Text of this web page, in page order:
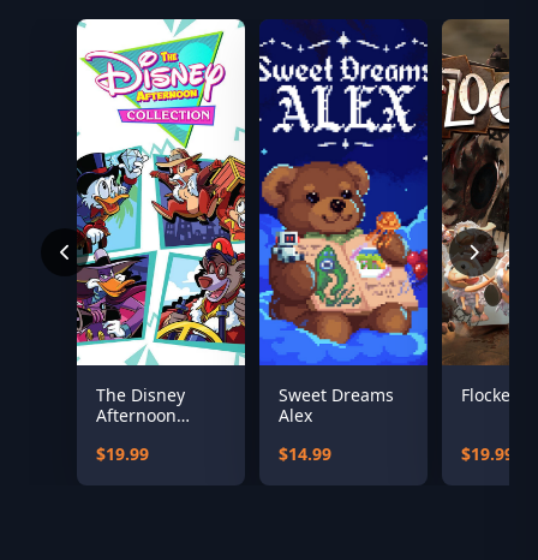
The Disney
Afternoon
$19.99
Sweet Dreams
Alex
$14.99
Flockers
$19.99